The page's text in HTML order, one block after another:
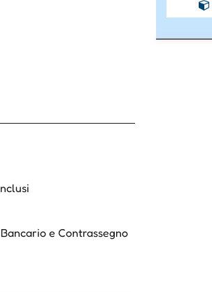
e Contrassegno